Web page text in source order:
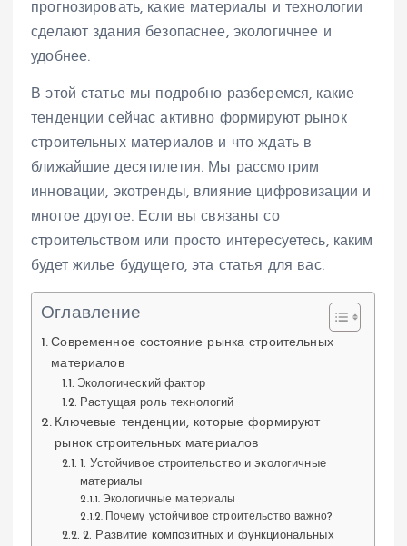
прогнозировать, какие материалы и технологии
сделают здания безопаснее, экологичнее и
удобнее.
В этой статье мы подробно разберемся, какие
тенденции сейчас активно формируют рынок
строительных материалов и что ждать в
ближайшие десятилетия. Мы рассмотрим
инновации, экотренды, влияние цифровизации и
многое другое. Если вы связаны со
строительством или просто интересуетесь, каким
будет жилье будущего, эта статья для вас.
Оглавление
Современное состояние рынка строительных
материалов
Экологический фактор
Растущая роль технологий
Ключевые тенденции, которые формируют
рынок строительных материалов
1. Устойчивое строительство и экологичные
материалы
Экологичные материалы
Почему устойчивое строительство важно?
2. Развитие композитных и функциональных